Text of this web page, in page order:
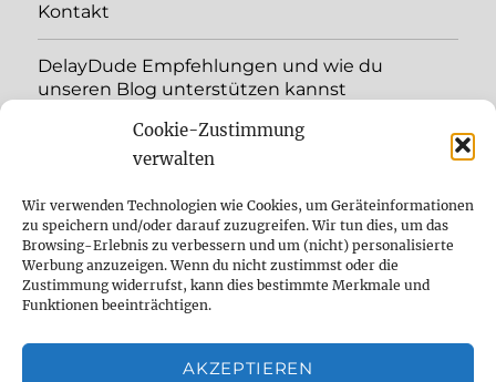
Cookie-Zustimmung
verwalten
Wir verwenden Technologien wie Cookies, um Geräteinformationen
zu speichern und/oder darauf zuzugreifen. Wir tun dies, um das
Browsing-Erlebnis zu verbessern und um (nicht) personalisierte
Werbung anzuzeigen. Wenn du nicht zustimmst oder die
Zustimmung widerrufst, kann dies bestimmte Merkmale und
Funktionen beeinträchtigen.
AKZEPTIEREN
Kontakt
DelayDude Empfehlungen und wie du
unseren Blog unterstützen kannst
expand
child
YouTube
Instagram
Feed